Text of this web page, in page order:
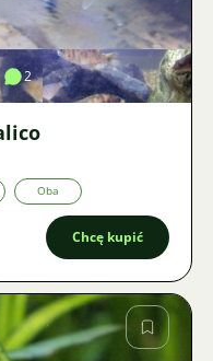
2
Oba
Chcę kupić